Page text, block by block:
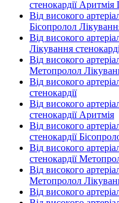
стенокардії Аритмія
Від високого
Бісопролол
Від високого
Лікування
Від високого
Метопролол
Від високого
стенокардії
Від високого
стенокардії Аритмія
Від високого
стенокардії
Від високого
стенокардії
Від високого
Метопролол
Від високого